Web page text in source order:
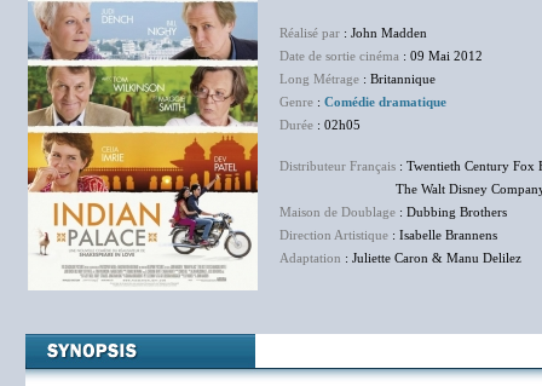
Réalisé par : John Madden
Date de sortie cinéma : 09 Mai 2012
Long Métrage : Britannique
Genre : Comédie dramatique
Durée : 02h05
Distributeur Français : Twentieth Century Fox
The Walt Disney Company
Maison de Doublage : Dubbing Brothers
Direction Artistique : Isabelle Brannens
Adaptation : Juliette Caron & Manu Delilez